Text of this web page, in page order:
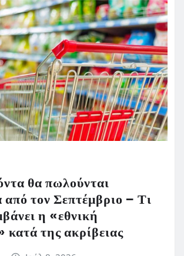
θα πωλούνται
τον Σεπτέμβριο – Τι
η «εθνική
της ακρίβειας